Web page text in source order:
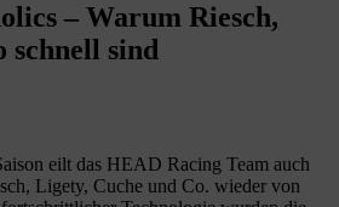
– Warum Riesch,
schnell sind
eilt das HEAD Racing Team auch
Ligety, Cuche und Co. wieder von